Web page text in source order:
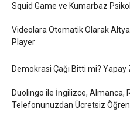
Squid Game ve Kumarbaz
Videolara Otomatik Olarak
Player
Demokrasi Çağı Bitti mi? Yapay
Duolingo ile İngilizce, Almanca,
Telefonunuzdan Ücretsiz